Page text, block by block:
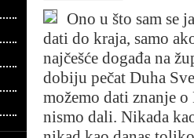
Ono u što sam se
dati do kraja, samo
najčešće događa na
dobiju pečat Duha
možemo dati znanje
nismo dali. Nikada